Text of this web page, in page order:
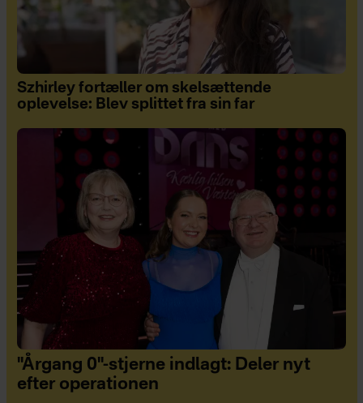
Szhirley fortæller om skelsættende
oplevelse: Blev splittet fra sin far
"Årgang 0"-stjerne indlagt: Deler nyt
efter operationen